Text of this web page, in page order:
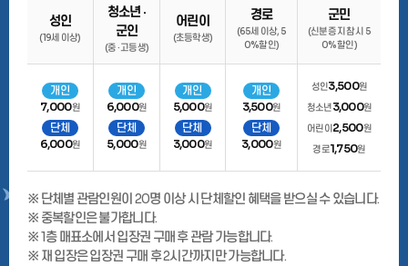
성인
(19세 이상)
청소년 ·
군인
(중 · 고등생)
어린이
(초등학생)
경로
(65세 이상, 5
0% 할인)
군민
(신분증 지참 시 5
0% 할인)
개인
7,000원
단체
6,000원
개인
6,000원
단체
5,000원
개인
5,000원
단체
3,000원
개인
3,500원
단체
3,000원
성인3,500원
청소년3,000원
어린이2,500원
경로1,750원
※ 단체별 관람인원이 20명 이상 시 단체할인 혜택을 받으실 수 있습니다.
※ 중복할인은 불가합니다.
※ 1층 매표소에서 입장권 구매 후 관람 가능합니다.
※ 재 입장은 입장권 구매 후 2시간까지만 가능합니다.